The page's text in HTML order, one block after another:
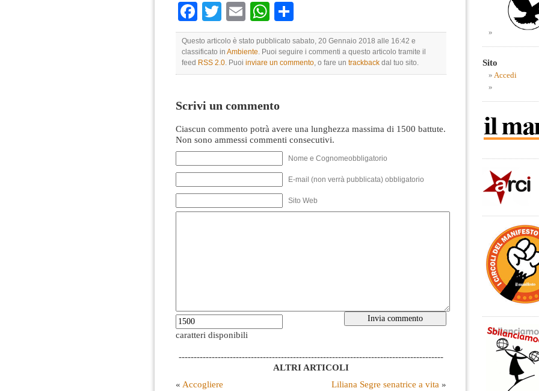
Facebook
TwitterEmailWhatsApp
Questo articolo è stato pubblicato sabato, 20 Gennaio 2018 alle 16:42 e
classificato in Ambiente. Puoi seguire i commenti a questo articolo tramite il
feed RSS 2.0. Puoi inviare un commento, o fare un trackback dal tuo sito.
Scrivi un commento
Ciascun commento potrà avere una lunghezza massima di 1500 battute.
Non sono ammessi commenti consecutivi.
Nome e Cognomeobbligatorio
E-mail (non verrà pubblicata) obbligatorio
Sito Web
caratteri disponibili
----------------------------------------------------------------------------------------
ALTRI ARTICOLI
« Accogliere Liliana Segre senatrice a vita »
Sito
Accedi